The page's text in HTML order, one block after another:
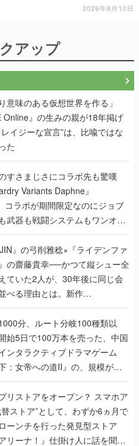
2026年8月10日
アップ
意味のある仮想世界を作る」
』の生みの親が18年掲げ
イジーな宣言”は、比喩ではな
た
すさまじさにコラボ先も驚嘆
Variants Daphne』
コラボが期間限定なのにジョブ
武器も戦闘システムもワンオフ
れた理由を両ディレクターに聞
』の弓削雅稔×『ライデンファ
の齋藤貴幸──かつて縦シュー全
ていた2人が、30年後に同じ会
べる理由とは。新作
EXTREME』で初タッグを組
ンド2人に訊く開発秘話
分、ルート分岐100種類以
始5日で100万本を売った、中国
ンタラクティブドラマゲーム
：女帝への道II』の、規模が違
をプロデューサーに聞いた
ストアをオープン？ スマホア
ストア”として、わずか6ヵ月で
ーンチを行った発見型ストア
リーナ！』仕掛け人に話を聞い